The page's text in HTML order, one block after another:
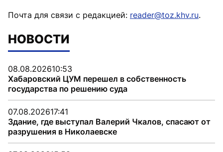
Почта для связи с редакцией: reader@toz.khv.ru.
НОВОСТИ
08.08.202610:53
Хабаровский ЦУМ перешел в собственность
государства по решению суда
07.08.202617:41
Здание, где выступал Валерий Чкалов, спасают от
разрушения в Николаевске